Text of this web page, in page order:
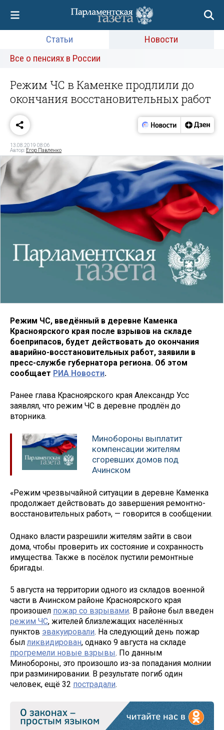
Статьи
Новости
Все о пенсиях в России
Режим ЧС в Каменке продлили до
окончания восстановительных работ
13.08.2019 08:06
Автор: Егор Павленко
Режим ЧС, введённый в деревне Каменка
Красноярского края после взрывов на складе
боеприпасов, будет действовать до окончания
аварийно-восстановительных работ, заявили в
пресс-службе губернатора региона. Об этом
сообщает РИА Новости.
Ранее глава Красноярского края Александр Усс
заявлял, что режим ЧС в деревне продлён до
вторника.
Минобороны выплатит
компенсации жителям
сгоревших домов под
Ачинском
«Режим чрезвычайной ситуации в деревне Каменка
продолжает действовать до завершения ремонтно-
восстановительных работ», — говорится в сообщении.
Однако власти разрешили жителям зайти в свои
дома, чтобы проверить их состояние и сохранность
имущества. Также в посёлок пустили ремонтные
бригады.
5 августа на территории одного из складов военной
части в Ачинском районе Красноярского края
произошел пожар со взрывами. В районе был введен
режим ЧС, жителей близлежащих населённых
пунктов эвакуировали. На следующий день пожар
былликвидирован, однако 9 августа на складе
прогремели новые взрывы. По данным
Минобороны, это произошло из-за попадания молнии
при разминировании. В результате погиб один
человек, ещё 32 пострадали.